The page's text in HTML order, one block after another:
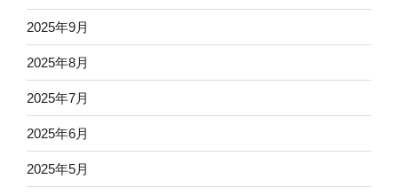
2025年9月
2025年8月
2025年7月
2025年6月
2025年5月